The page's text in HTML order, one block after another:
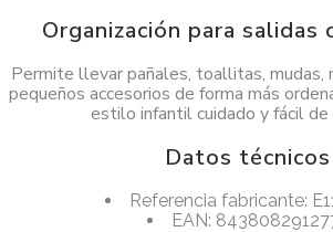
Organización para salidas
Permite llevar pañales, toallitas, mudas,
pequeños accesorios de forma más
estilo infantil cuidado y fácil de
Datos técnicos
Referencia fabricante:
EAN: